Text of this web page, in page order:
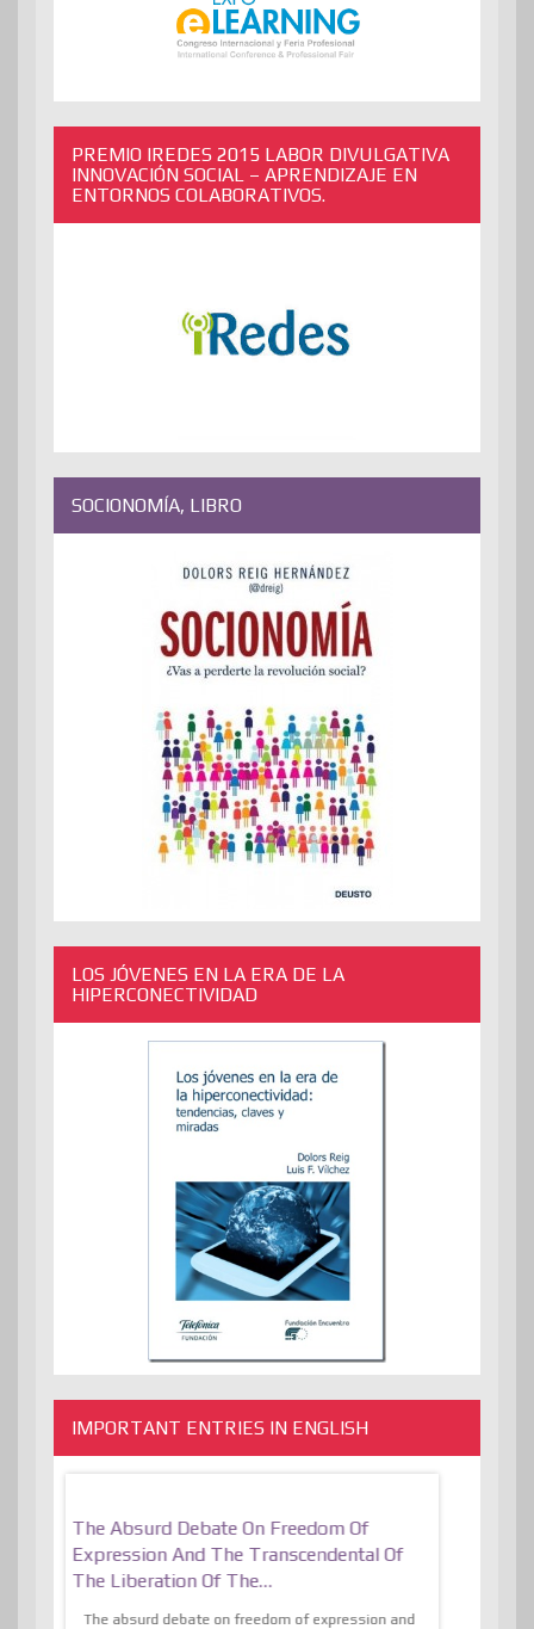
PREMIO IREDES 2015 LABOR DIVULGATIVA
INNOVACIÓN SOCIAL – APRENDIZAJE EN
ENTORNOS COLABORATIVOS.
SOCIONOMÍA, LIBRO
LOS JÓVENES EN LA ERA DE LA
HIPERCONECTIVIDAD
IMPORTANT ENTRIES IN ENGLISH
The Absurd Debate On Freedom Of
Expression And The Transcendental Of
The Liberation Of The…
The absurd debate on freedom of expression and